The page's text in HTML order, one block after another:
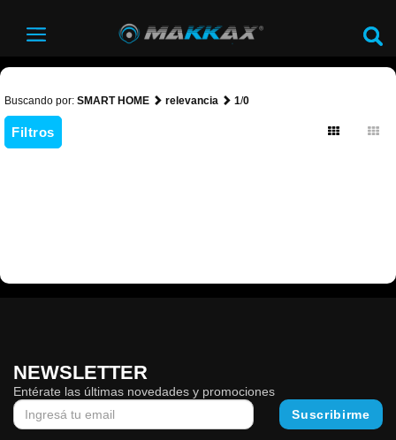
Buscando por: SMART HOME relevancia 1/0
Filtros
NEWSLETTER
Entérate las últimas novedades y promociones